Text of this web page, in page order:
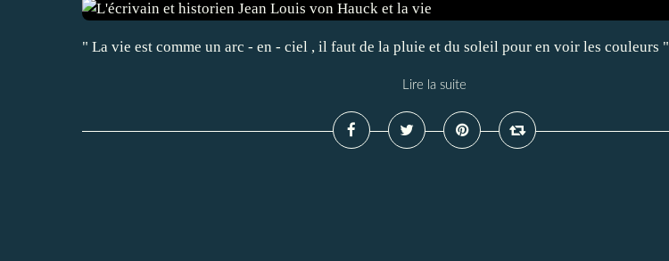
" La vie est comme un arc - en - ciel , il faut de la pluie et du soleil pour en voir les couleurs "
Lire la suite